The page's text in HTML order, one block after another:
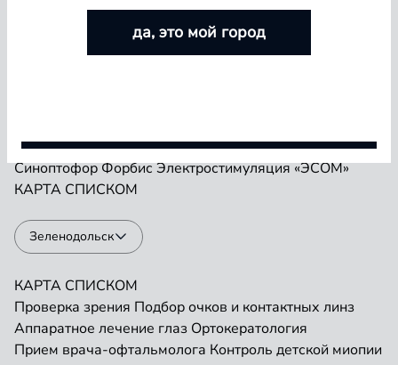
Аппаратное лечение глаз Ортокератология
Прием врача-офтальмологаКонтроль детской миопии
Магнитотерапия «АМО-АТОС»Макулотестер
СиноптофорФорбисЭлектростимуляция «ЭСОМ»
КАРТА СПИСКОМ
Зеленодольск
КАРТА СПИСКОМ
Проверка зрения Подбор очков и контактных линз
Аппаратное лечение глаз Ортокератология
Прием врача-офтальмолога Контроль детской миопии
БОЛЬШЕ ЛИНЗ — БОЛЬШЕ СКИДКА
Покупайте контактные линзы Airway и увеличивайте
размер скидки — от 5% до 15%
да, это мой город